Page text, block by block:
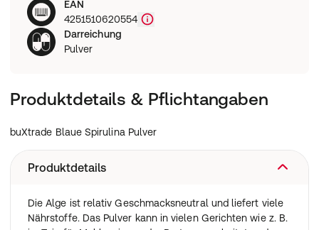
EAN
4251510620554
Darreichung
Pulver
Produktdetails & Pflichtangaben
buXtrade Blaue Spirulina Pulver
Produktdetails
Die Alge ist relativ Geschmacksneutral und liefert viele
Nährstoffe. Das Pulver kann in vielen Gerichten wie z. B.